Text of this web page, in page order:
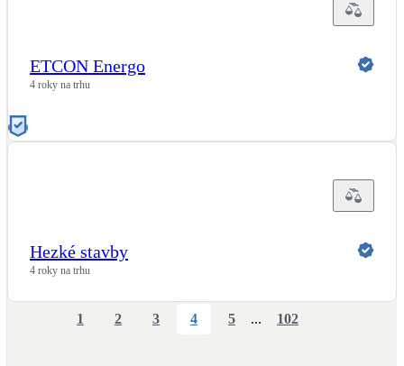
ETCON Energo
4 roky na trhu
Hezké stavby
4 roky na trhu
1 2 3 4 5 ... 102